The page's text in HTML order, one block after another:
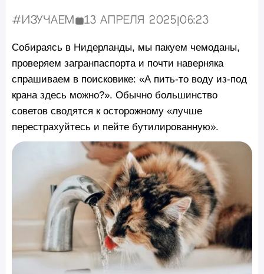
#Изучаем Опубликовано:
13 апреля 2025 06:23
Собираясь в Нидерланды, мы пакуем чемоданы,
проверяем загранпаспорта и почти наверняка
спрашиваем в поисковике: «А пить-то воду из-под
крана здесь можно?». Обычно большинство
советов сводятся к осторожному «лучше
перестрахуйтесь и пейте бутилированную».